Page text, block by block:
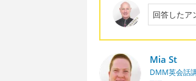
回答したア
Mia St
DMM英会話